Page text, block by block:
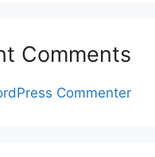
Comments
Commenter